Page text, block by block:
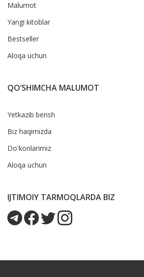
Malumot
Yangi kitoblar
Bestseller
Aloqa uchun
QO‘SHIMCHA MALUMOT
Yetkazib berish
Biz haqimizda
Do'konlarimiz
Aloqa uchun
IJTIMOIY TARMOQLARDA BIZ